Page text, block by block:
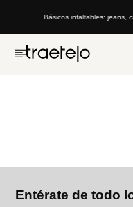
Básicos infaltables: jeans,
Entérate de todo